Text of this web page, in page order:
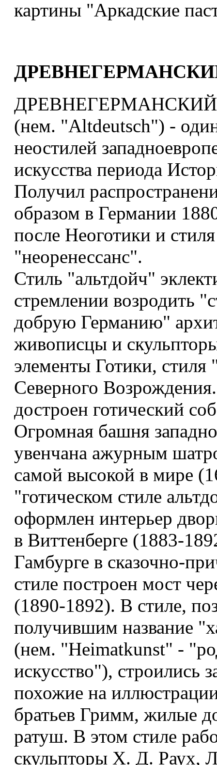
картины "Аркадские
(нем. "Altdeutsch") -
неостилей
искусства периода
Получил
образом в Германии
после Неоготики и стиля
"неоренессанс".
Стиль "альтдойч"
стремлении возродить
добрую Германию"
живописцы и
элементы Готики, стиля
Северного
достроен готический
Огромная башня
увенчана ажурным
самой высокой в мире
"готическом стиле
оформлен интерьер
в Виттенберге (1883-
Гамбурге в сказочно-
стиле построен мост
(1890-1892). В стиле,
получившим название
(нем. "Heimatkunst" -
искусство"), строились
похожие на
братьев Гримм, жилые
ратуш. В этом стиле
скульпторы X. Д. Раух,